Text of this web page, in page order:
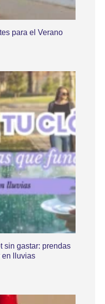
para el Verano
sin gastar: prendas
en lluvias